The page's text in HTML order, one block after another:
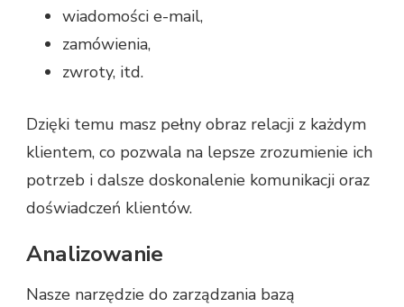
wiadomości e-mail,
zamówienia,
zwroty, itd.
Dzięki temu masz pełny obraz relacji z każdym
klientem, co pozwala na lepsze zrozumienie ich
potrzeb i dalsze doskonalenie komunikacji oraz
doświadczeń klientów.
Analizowanie
Nasze narzędzie do zarządzania bazą